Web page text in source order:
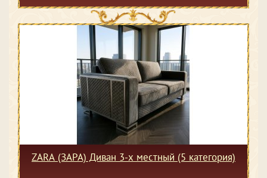
ZARA (ЗАРА) Диван 3-х местный (5 категория)